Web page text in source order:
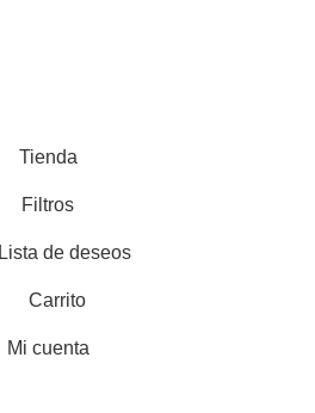
Tienda
Filtros
Lista de deseos
Carrito
Mi cuenta